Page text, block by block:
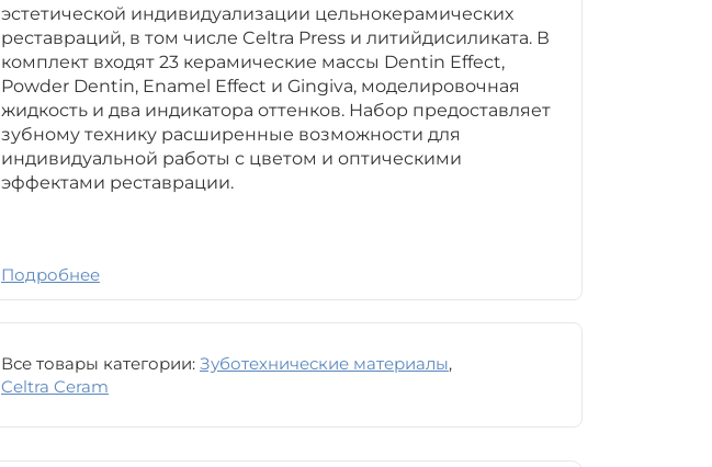
эстетической индивидуализации цельнокерамических
реставраций, в том числе Celtra Press и литийдисиликата. В
комплект входят 23 керамические массы Dentin Effect,
Powder Dentin, Enamel Effect и Gingiva, моделировочная
жидкость и два индикатора оттенков. Набор предоставляет
зубному технику расширенные возможности для
индивидуальной работы с цветом и оптическими
эффектами реставрации.
Подробнее
Все товары категории: Зуботехнические материалы,
Celtra Ceram